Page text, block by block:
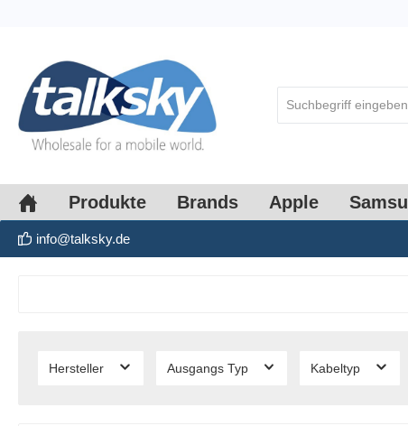
Produkte Brands Apple
info@talksky.de
Hersteller Ausgangs Typ Kabeltyp